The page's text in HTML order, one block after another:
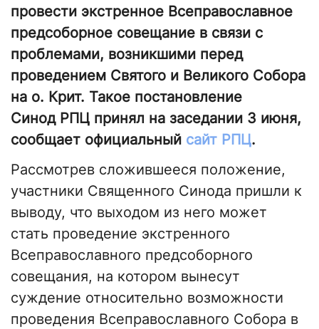
провести экстренное Всеправославное
предсоборное совещание в связи с
проблемами, возникшими перед
проведением Святого и Великого Собора
на о. Крит. Такое постановление
Синод РПЦ принял на заседании 3 июня,
сообщает официальный сайт РПЦ.
Рассмотрев сложившееся положение,
участники Священного Синода пришли к
выводу, что выходом из него может
стать проведение экстренного
Всеправославного предсоборного
совещания, на котором вынесут
суждение относительно возможности
проведения Всеправославного Собора в